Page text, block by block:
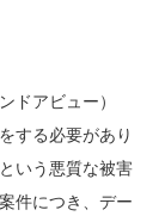
ドアビュー）
する必要があり
いう悪質な被害
件につき、デー